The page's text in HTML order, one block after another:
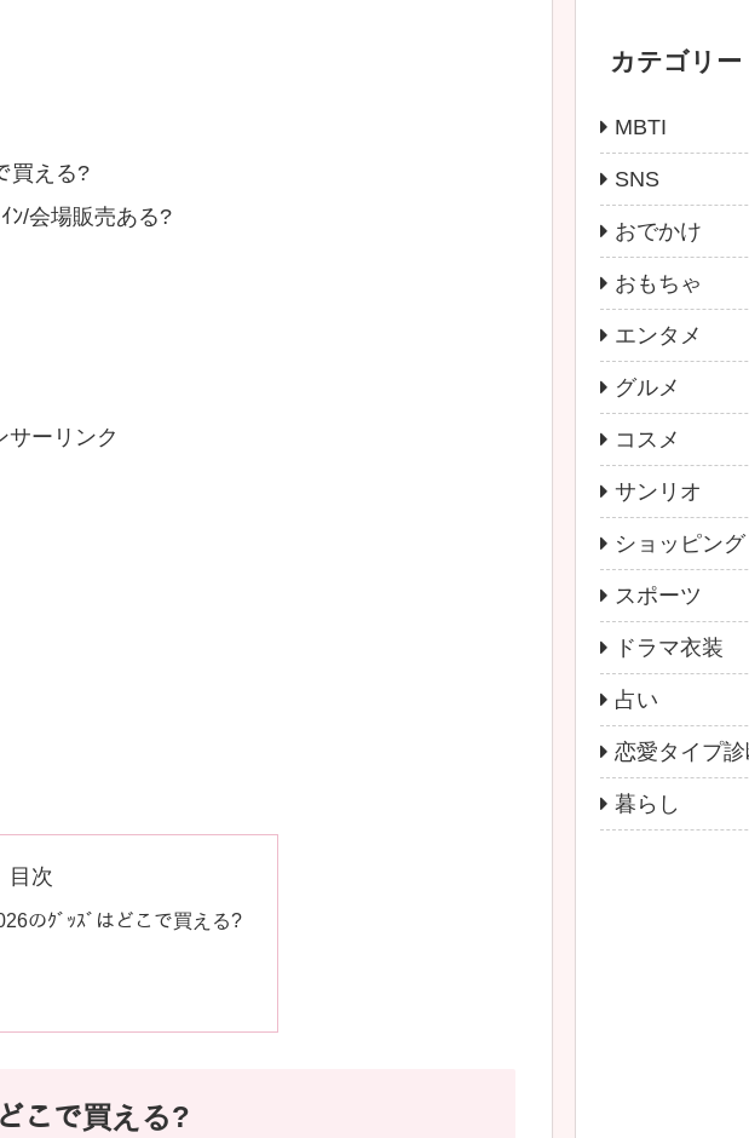
買える?
ﾝ/会場販売ある?
サーリンク
目次
のｸﾞｯｽﾞはどこで買える?
こで買える?
カテゴリー
MBTI
SNS
おでかけ
おもちゃ
エンタメ
グルメ
コスメ
サンリオ
ショッピング
スポーツ
ドラマ衣装
占い
恋愛タイプ
暮らし